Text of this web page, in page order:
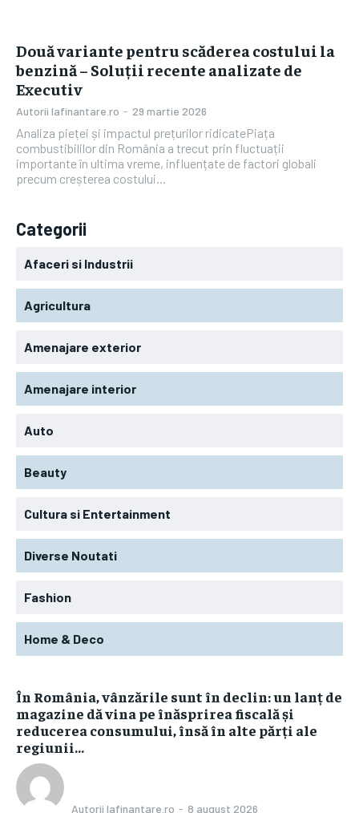
Două variante pentru scăderea costului la
benzină – Soluții recente analizate de
Executiv
Autorii Iafinantare.ro - 29 martie 2026
Analiza pieței și impactul prețurilor ridicatePiața
combustibililor din România a trecut prin fluctuații
importante în ultima vreme, influențate de factori globali
precum creșterea costului...
Categorii
Afaceri si Industrii
Agricultura
Amenajare exterior
Amenajare interior
Auto
Beauty
Cultura si Entertainment
Diverse Noutati
Fashion
Home & Deco
În România, vânzările sunt în declin: un lanț de
magazine dă vina pe înăsprirea fiscală și
reducerea consumului, însă în alte părți ale
regiunii...
Autorii Iafinantare.ro - 8 august 2026